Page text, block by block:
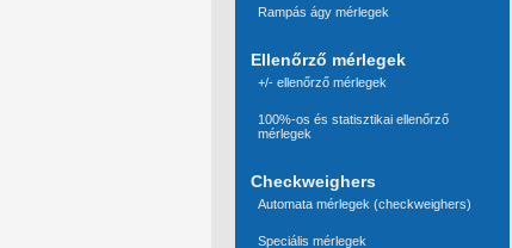
Rampás ágy mérlegek
Ellenőrző mérlegek
+/- ellenőrző mérlegek
100%-os és statisztikai ellenőrző
mérlegek
Checkweighers
Automata mérlegek (checkweighers)
Speciális mérlegek